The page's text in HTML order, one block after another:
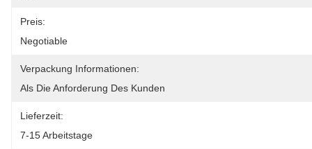
Preis:
Negotiable
Verpackung Informationen:
Als Die Anforderung Des Kunden
Lieferzeit:
7-15 Arbeitstage